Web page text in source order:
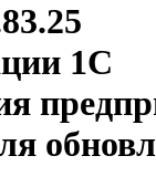
1С